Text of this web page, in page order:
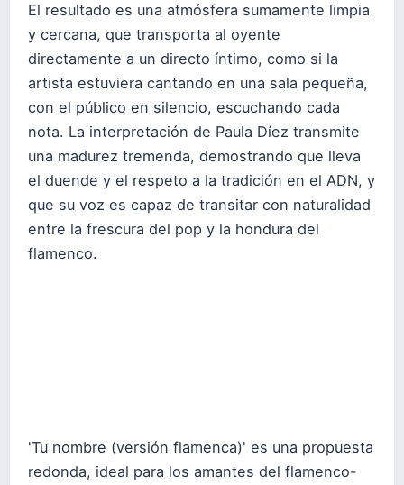
El resultado es una atmósfera sumamente limpia
y cercana, que transporta al oyente
directamente a un directo íntimo, como si la
artista estuviera cantando en una sala pequeña,
con el público en silencio, escuchando cada
nota. La interpretación de Paula Díez transmite
una madurez tremenda, demostrando que lleva
el duende y el respeto a la tradición en el ADN, y
que su voz es capaz de transitar con naturalidad
entre la frescura del pop y la hondura del
flamenco.
'Tu nombre (versión flamenca)' es una propuesta
redonda, ideal para los amantes del flamenco-